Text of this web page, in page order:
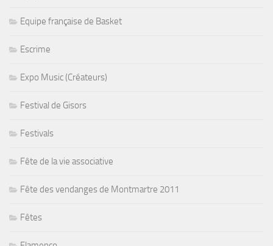
Equipe française de Basket
Escrime
Expo Music (Créateurs)
Festival de Gisors
Festivals
Fête de la vie associative
Fête des vendanges de Montmartre 2011
Fêtes